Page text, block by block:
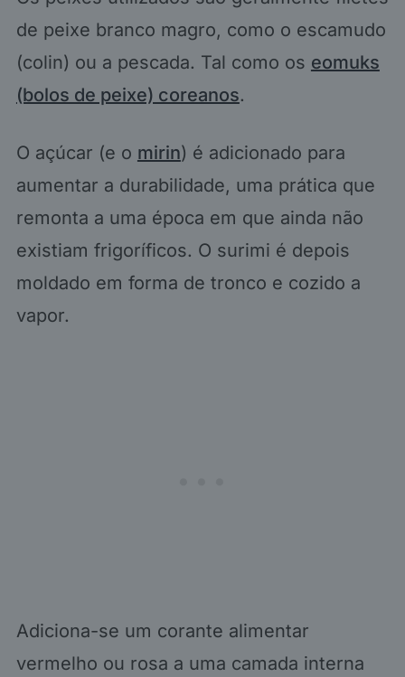
de peixe branco magro, como o escamudo
(colin) ou a pescada. Tal como os eomuks
(bolos de peixe) coreanos.
O açúcar (e o mirin) é adicionado para
aumentar a durabilidade, uma prática que
remonta a uma época em que ainda não
existiam frigoríficos. O surimi é depois
moldado em forma de tronco e cozido a
vapor.
Adiciona-se um corante alimentar
vermelho ou rosa a uma camada interna